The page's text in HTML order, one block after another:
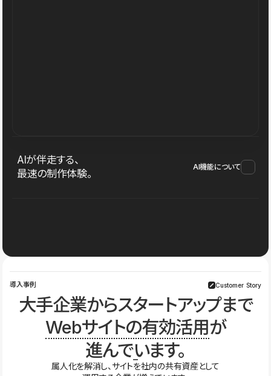
AIが伴走する、
最速の制作体験。
AI機能について
導入事例 Customer Story
大手企業からスタートアップまで
Webサイトの有効活用が
進んでいます。
属人化を解消し、サイトを社内の共有資産として